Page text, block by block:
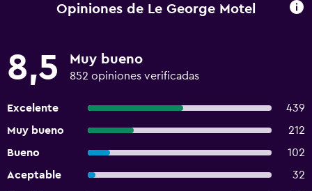
Opiniones de Le George Motel
8,5 Muy bueno
852 opiniones verificadas
Excelente
439
Muy bueno
212
Bueno
102
Aceptable
32